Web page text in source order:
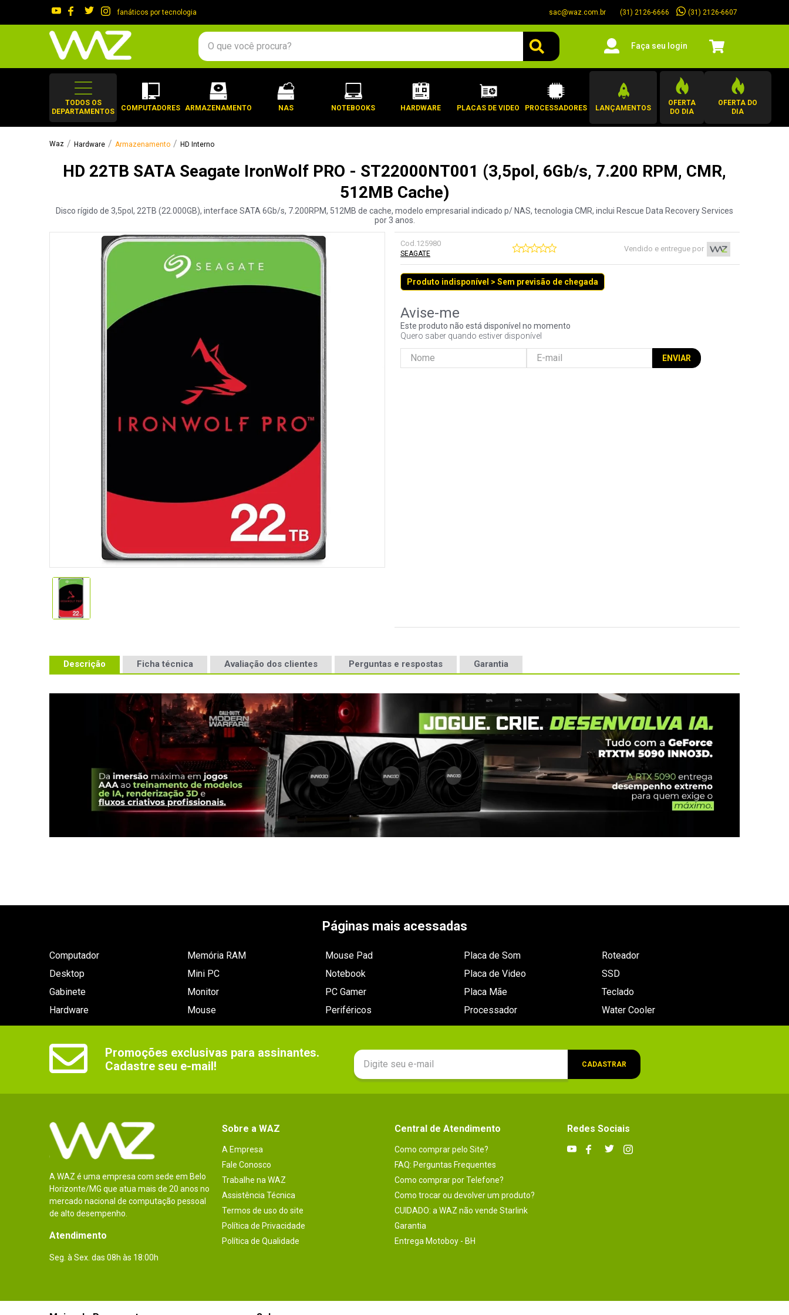
fanáticos por tecnologia sac@waz.com.br (31) 2126-6666 (31) 2126-6607
O que você procura?
Faça seu login
TODOS OS
DEPARTAMENTOS
COMPUTADORES ARMAZENAMENTO NAS NOTEBOOKS HARDWARE PLACAS DE VIDEO PROCESSADORES LANÇAMENTOS
OFERTA
DO DIA
OFERTA DO
DIA
Hardware Armazenamento HD Interno
HD 22TB SATA Seagate IronWolf PRO - ST22000NT001 (3,5pol, 6Gb/s, 7.200 RPM, CMR,
512MB Cache)
Disco rígido de 3,5pol, 22TB (22.000GB), interface SATA 6Gb/s, 7.200RPM, 512MB de cache, modelo empresarial indicado p/ NAS, tecnologia CMR, inclui Rescue Data Recovery Services
por 3 anos.
Cod.125980
SEAGATE
Vendido e entregue por
Produto indisponível > Sem previsão de chegada
Este produto não está disponível no momento
Quero saber quando estiver disponível
ENVIAR
Descrição Ficha técnica Avaliação dos clientes Perguntas e respostas Garantia
Páginas mais acessadas
Computador
Desktop
Gabinete
Hardware
Memória RAM
Mini PC
Monitor
Mouse
Mouse Pad
Notebook
PC Gamer
Periféricos
Placa de Som
Placa de Video
Placa Mãe
Processador
Roteador
SSD
Teclado
Water Cooler
Promoções exclusivas para assinantes.
Cadastre seu e-mail!
CADASTRAR
A WAZ é uma empresa com sede em Belo
Horizonte/MG que atua mais de 20 anos no
mercado nacional de computação pessoal
de alto desempenho.
Atendimento
Seg. à Sex. das 08h às 18:00h
Sobre a WAZ
A Empresa
Fale Conosco
Trabalhe na WAZ
Assistência Técnica
Termos de uso do site
Política de Privacidade
Política de Qualidade
Central de Atendimento
Como comprar pelo Site?
FAQ: Perguntas Frequentes
Como comprar por Telefone?
Como trocar ou devolver um produto?
CUIDADO: a WAZ não vende Starlink
Garantia
Entrega Motoboy - BH
Redes Sociais
gabinete
2º
keychron
5º
openbox
7º
jonsbo
8º
fractal